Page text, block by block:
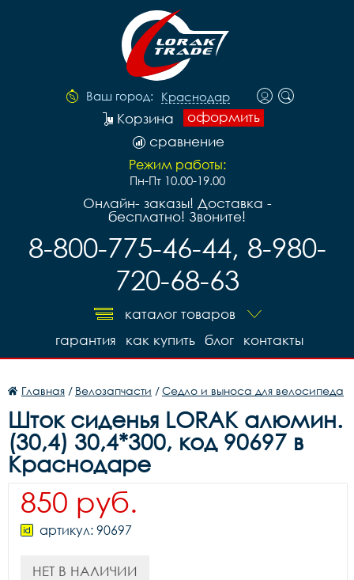
Ваш город: Краснодар
оформить
Корзина
сравнение
Режим работы:
Пн-Пт 10.00-19.00
Онлайн- заказы! Доставка -
бесплатно! Звоните!
8-800-775-46-44, 8-980-
720-68-63
каталог товаров
контакты
блог
как купить
гарантия
Главная / Велозапчасти /Седло и выноса для велосипеда
Шток сиденья LORAK алюмин.
(30,4) 30,4*300, код 90697 в
Краснодаре
850 руб.
артикул: 90697
НЕТ В НАЛИЧИИ